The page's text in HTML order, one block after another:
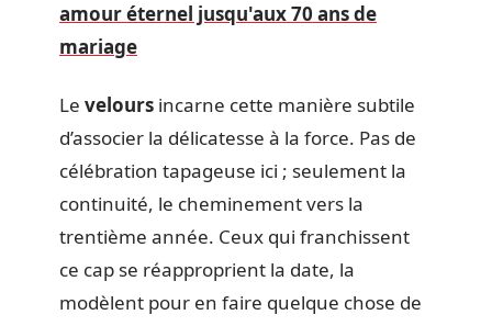
amour éternel jusqu'aux 70 ans de
mariage
Le velours incarne cette manière subtile
d’associer la délicatesse à la force. Pas de
célébration tapageuse ici ; seulement la
continuité, le cheminement vers la
trentième année. Ceux qui franchissent
ce cap se réapproprient la date, la
modèlent pour en faire quelque chose de